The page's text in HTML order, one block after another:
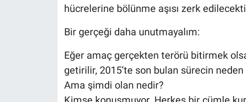
hücrelerine bölünme aşısı zerk
Bir gerçeği daha unutmayalım:
Eğer amaç gerçekten terörü bitirmek
getirilir, 2015’te son bulan sürecin
Ama şimdi olan nedir?